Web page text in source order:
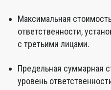
Максимальная
ответственности,
с третьими лицами.
Предельная суммарная
уровень